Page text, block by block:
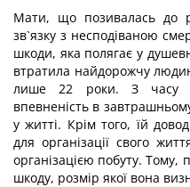
Мати, що позивалась до
зв`язку з несподіваною
шкоди, яка полягає у
втратила найдорожчу
лише 22 роки. З часу
впевненість в
у житті. Крім того, їй
для організації свого
організацією побуту. Тому,
шкоду, розмір якої вона